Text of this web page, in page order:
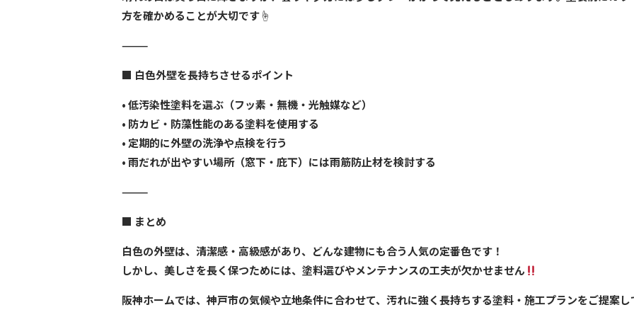
方を確かめることが大切です☝️
⸻
■ 白色外壁を長持ちさせるポイント
• 低汚染性塗料を選ぶ（フッ素・無機・光触媒など）
• 防カビ・防藻性能のある塗料を使用する
• 定期的に外壁の洗浄や点検を行う
• 雨だれが出やすい場所（窓下・庇下）には雨筋防止材を検討する
⸻
■ まとめ
白色の外壁は、清潔感・高級感があり、どんな建物にも合う人気の定番色です！
しかし、美しさを長く保つためには、塗料選びやメンテナンスの工夫が欠かせません
阪神ホームでは、神戸市の気候や立地条件に合わせて、汚れに強く長持ちする塗料・施工プランをご提案し